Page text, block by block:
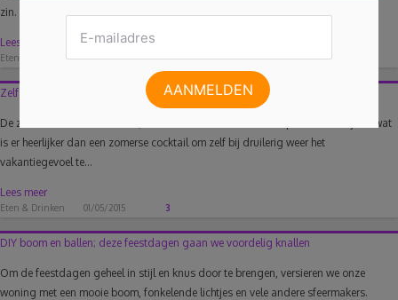
zin. Want om...
Lees meer
Eten & Drinken 16/03/2015 3
Zelf cocktails maken: tools, basics & tips in de mix
De zomer komt er weeral aan, daar horen lekkere cocktails op het terras bij. Of wat
is er heerlijker dan een zomerse cocktail om zelf bij druilerig weer het
vakantiegevoel te...
Lees meer
Eten & Drinken 01/05/2015 3
DIY boom en ballen; deze feestdagen gaan we voordelig knallen
Om de feestdagen geheel in stijl en knus door te brengen, versieren we onze
woning met een mooie boom, fonkelende lichtjes en vele andere sfeermakers.